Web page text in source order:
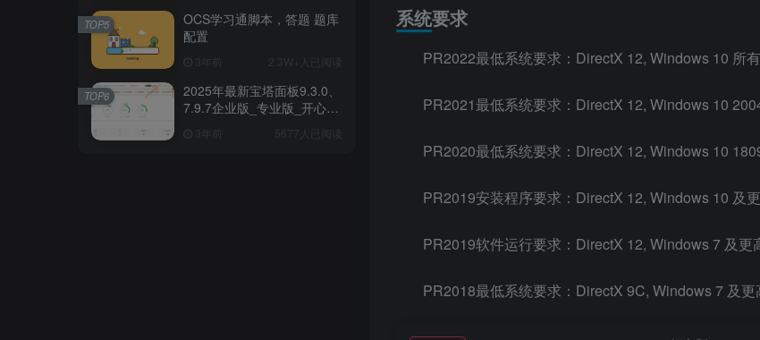
系统要求
PR2022最低系统要求：DirectX 12, Windows 10 所
PR2021最低系统要求：DirectX 12, Windows 10
PR2020最低系统要求：DirectX 12, Windows 10
PR2019安装程序要求：DirectX 12, Windows 10 及
PR2019软件运行要求：DirectX 12, Windows 7 及更
PR2018最低系统要求：DirectX 9C, Windows 7 及更
OCS学习通脚本，答题 题库
配置
3年前 2.3W+人已阅读
TOP5
2025年最新宝塔面板9.3.0、
7.9.7企业版_专业版_开心破
3年前 5677人已阅读
TOP6